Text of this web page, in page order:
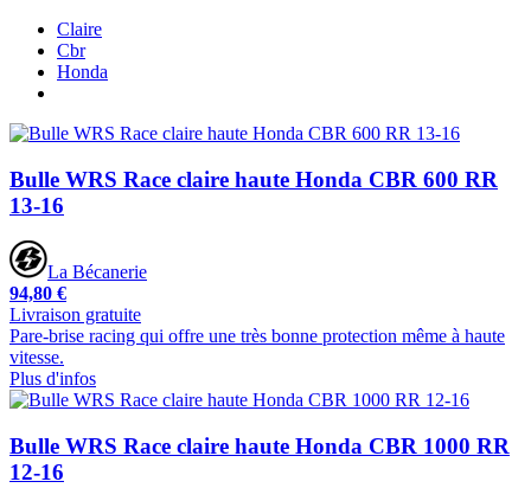
Claire
Cbr
Honda
Bulle WRS Race claire haute Honda CBR 600 RR
13-16
La Bécanerie
94,80 €
Livraison gratuite
Pare-brise racing qui offre une très bonne protection même à haute
vitesse.
Plus d'infos
Bulle WRS Race claire haute Honda CBR 1000 RR
12-16